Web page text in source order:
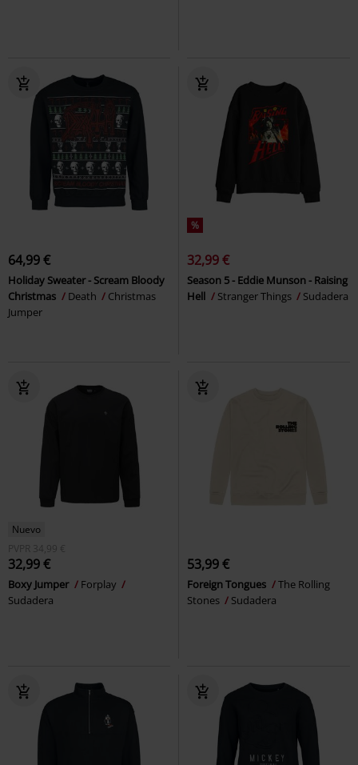
64,99 €
Holiday Sweater - Scream Bloody
Christmas
Death
Christmas
Jumper
%
32,99 €
Season 5 - Eddie Munson - Raising
Hell
Stranger Things Sudadera
Nuevo
PVPR 34,99 €
32,99 €
Boxy Jumper
Forplay
Sudadera
53,99 €
Foreign Tongues
The Rolling
Stones
Sudadera